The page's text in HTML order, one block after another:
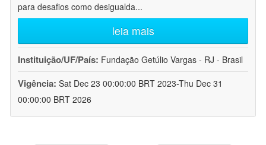
para desafios como desigualda...
leia mais
Instituição/UF/País: Fundação Getúlio Vargas - RJ - Brasil
Vigência: Sat Dec 23 00:00:00 BRT 2023-Thu Dec 31
00:00:00 BRT 2026